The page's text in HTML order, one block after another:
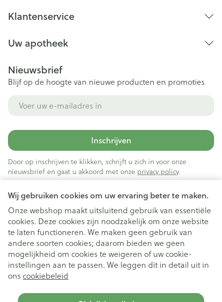
Wij gebruiken cookies om uw ervaring beter te maken.
Onze webshop maakt uitsluitend gebruik van essentiële
cookies. Deze cookies zijn noodzakelijk om onze website
te laten functioneren. We maken geen gebruik van
andere soorten cookies; daarom bieden we geen
mogelijkheid om cookies te weigeren of uw cookie-
instellingen aan te passen. We leggen dit in detail uit in
ons cookiebeleid
Klantenservice
Uw apotheek
Nieuwsbrief
Blijf op de hoogte van nieuwe producten en promoties
Inschrijven
Door op inschrijven te klikken, schrijft u zich in voor onze
nieuwsbrief en gaat u akkoord met onze privacy policy.
Juridische links